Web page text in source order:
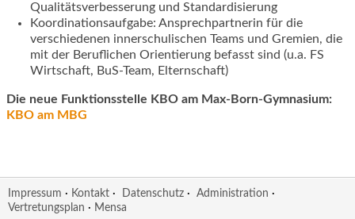
Qualitätsverbesserung und Standardisierung
Koordinationsaufgabe: Ansprechpartnerin für die
verschiedenen innerschulischen Teams und Gremien, die
mit der Beruflichen Orientierung befasst sind (u.a. FS
Wirtschaft, BuS-Team, Elternschaft)
Die neue Funktionsstelle KBO am Max-Born-Gymnasium:
KBO am MBG
Impressum · Kontakt · Datenschutz · Administration ·
Vertretungsplan · Mensa